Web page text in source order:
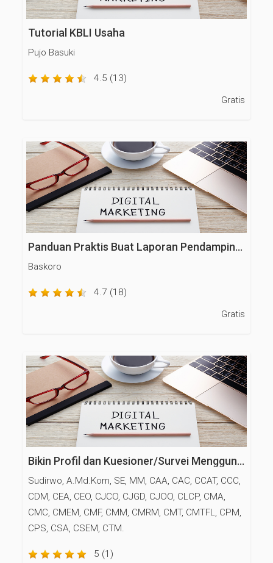
Tutorial KBLI Usaha
Pujo Basuki
4.5 (13)
Gratis
Panduan Praktis Buat Laporan Pendampingan Melalui Catatanku
Baskoro
4.7 (18)
Gratis
Bikin Profil dan Kuesioner/Survei Menggunakan Google Forms
Sudirwo, A.Md.Kom, SE, MM, CAA, CAC, CCAT, CCC,
CDM, CEA, CEO, CJCO, CJGD, CJOO, CLCP, CMA,
CMC, CMEM, CMF, CMM, CMRM, CMT, CMTFL, CPM,
CPS, CSA, CSEM, CTM.
5 (1)